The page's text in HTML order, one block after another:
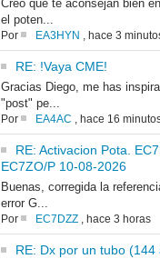
Creo que te aconsejan bien
el poten...
Por EA3HYN , hace 3
RE: !Vaya CME!
Gracias Diego, me has
"post" pe...
Por EA4AC , hace 16
RE: Activacion Pota.
EC7ZO/P 10-08-2026
Buenas, corregida la
error G...
Por EC7DZZ, hace 3 horas
RE: Dx por un tubo (144